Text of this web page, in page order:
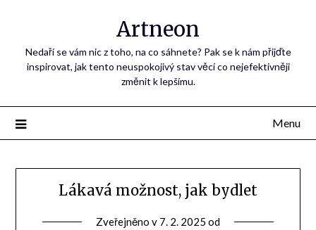
Artneon
Nedaří se vám nic z toho, na co sáhnete? Pak se k nám přijďte
inspirovat, jak tento neuspokojivý stav věcí co nejefektivněji
změnit k lepšímu.
Menu
Lákavá možnost, jak bydlet
Zveřejněno v 7. 2. 2025 od